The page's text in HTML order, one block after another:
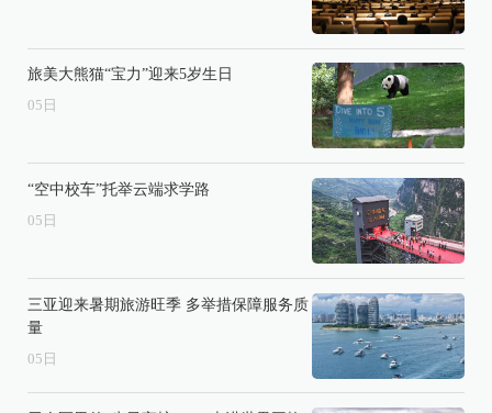
旅美大熊猫“宝力”迎来5岁生日
05 日
“空中校车”托举云端求学路
05 日
三亚迎来暑期旅游旺季 多举措保障服务质
量
05 日